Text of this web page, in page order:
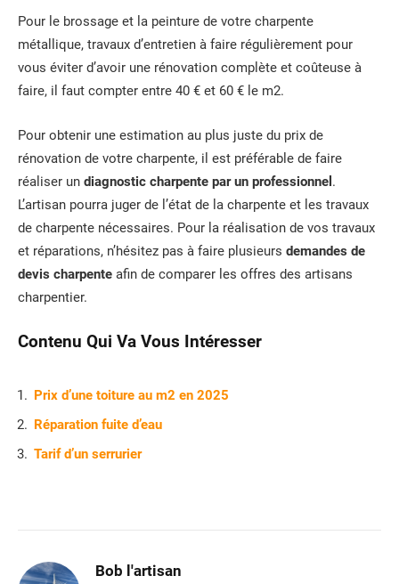
Pour le brossage et la peinture de votre charpente
métallique, travaux d’entretien à faire régulièrement pour
vous éviter d’avoir une rénovation complète et coûteuse à
faire, il faut compter entre 40 € et 60 € le m2.
Pour obtenir une estimation au plus juste du prix de
rénovation de votre charpente, il est préférable de faire
réaliser un diagnostic charpente par un professionnel .
L’artisan pourra juger de l’état de la charpente et les travaux
de charpente nécessaires. Pour la réalisation de vos travaux
et réparations, n’hésitez pas à faire plusieurs demandes de
devis charpente afin de comparer les offres des artisans
charpentier.
Contenu Qui Va Vous Intéresser
Prix d’une toiture au m2 en 2025
Réparation fuite d’eau
Tarif d’un serrurier
Bob l'artisan